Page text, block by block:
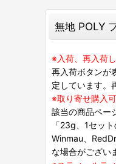
無地 POLY
※入荷、再入荷
再入荷ボタンが
定しています。
※取り寄せ購入
該当の商品ペー
「23g、1セッ
Winmau、
な場合がござい